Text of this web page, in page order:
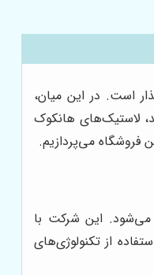
است. در این میان،
لاستیک‌های هانکوک
می‌پردازیم.
شناخته می‌شود. این شرکت با
از تکنولوژی‌های